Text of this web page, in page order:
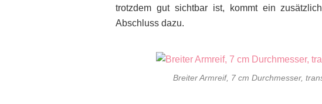
trotzdem gut sichtbar ist, kommt ein
Abschluss dazu.
Breiter Armreif, 7 cm Durchmesser,